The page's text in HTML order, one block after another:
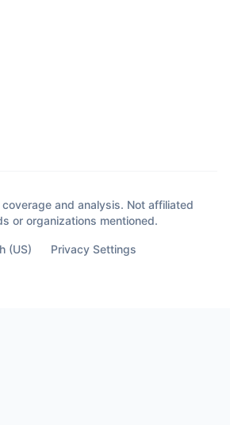
and analysis. Not affiliated
or organizations mentioned.
(US) Privacy Settings